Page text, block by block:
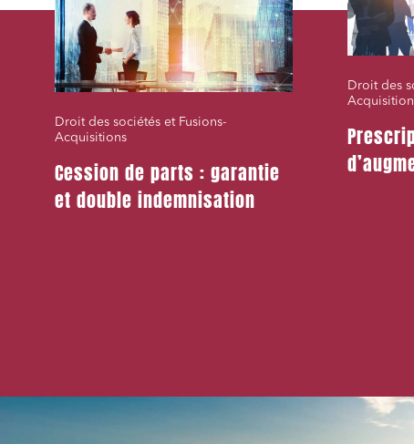
Droit des sociétés et Fusions-
Acquisitions
Cession de parts : garantie
et double indemnisation
Droit des